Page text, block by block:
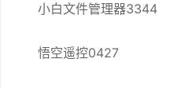
小白文件管理器3344
悟空遥控0427